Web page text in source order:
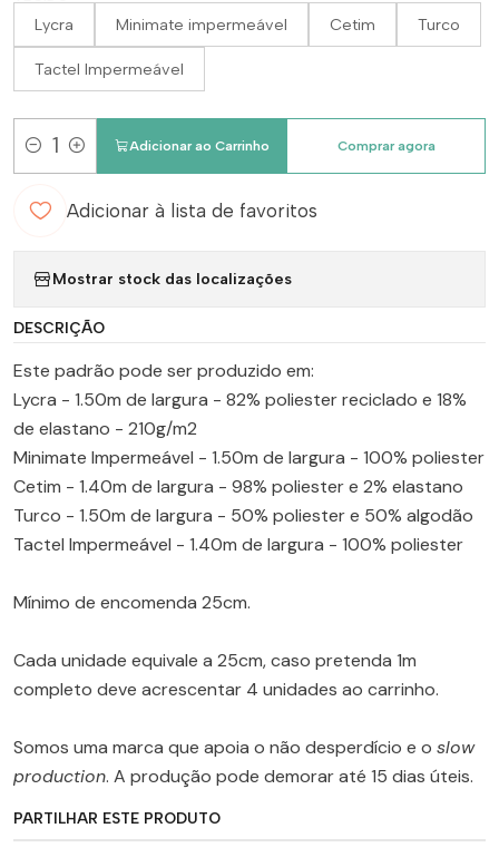
Lycra Minimate impermeável Cetim Turco
Tactel Impermeável
Quantidade
Adicionar ao Carrinho Comprar agora
Adicionar à lista de favoritos
Mostrar stock das localizações
DESCRIÇÃO
Este padrão pode ser produzido em:
Lycra - 1.50m de largura - 82% poliester reciclado e 18%
de elastano - 210g/m2
Minimate Impermeável - 1.50m de largura - 100% poliester
Cetim - 1.40m de largura - 98% poliester e 2% elastano
Turco - 1.50m de largura - 50% poliester e 50% algodão
Tactel Impermeável - 1.40m de largura - 100% poliester
Mínimo de encomenda 25cm.
Cada unidade equivale a 25cm, caso pretenda 1m
completo deve acrescentar 4 unidades ao carrinho.
Somos uma marca que apoia o não desperdício e o slow
production. A produção pode demorar até 15 dias úteis.
PARTILHAR ESTE PRODUTO